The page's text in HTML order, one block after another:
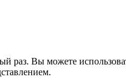
раз. Вы можете